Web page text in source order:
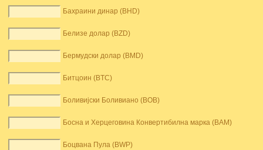
Бахраини динар (BHD)
Белизе долар (BZD)
Бермудски долар (BMD)
Битцоин (BTC)
Боливијски Боливиано (BOB)
Босна и Херцеговина Конвертибилна марка (BAM)
Боцвана Пула (BWP)